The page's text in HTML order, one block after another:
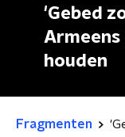
'Gebed
Armeens
houden
Fragmenten